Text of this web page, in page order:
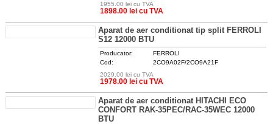
1955.00 lei cu TVA
1898.00 lei cu TVA
Aparat de aer conditionat tip split FERROLI
S12 12000 BTU
Producator:
FERROLI
Cod:
2CO9A02F/2CO9A21F
2029.00 lei cu TVA
1978.00 lei cu TVA
Aparat de aer conditionat HITACHI ECO
CONFORT RAK-35PEC/RAC-35WEC 12000
BTU